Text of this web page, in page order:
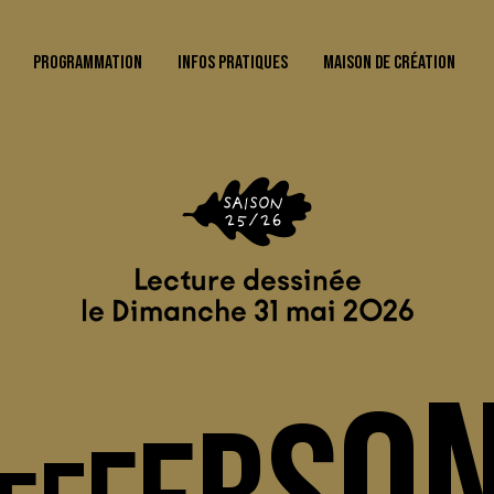
PROGRAMMATION INFOS PRATIQUES MAISON DE CRÉATION
Lecture dessinée
le Dimanche 31 mai 2026